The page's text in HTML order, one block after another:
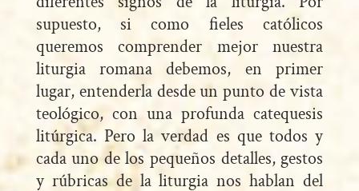
supuesto, si como fieles católicos
queremos comprender mejor nuestra
liturgia romana debemos, en primer
lugar, entenderla desde un punto de vista
teológico, con una profunda catequesis
litúrgica. Pero la verdad es que todos y
cada uno de los pequeños detalles, gestos
y rúbricas de la liturgia nos hablan del